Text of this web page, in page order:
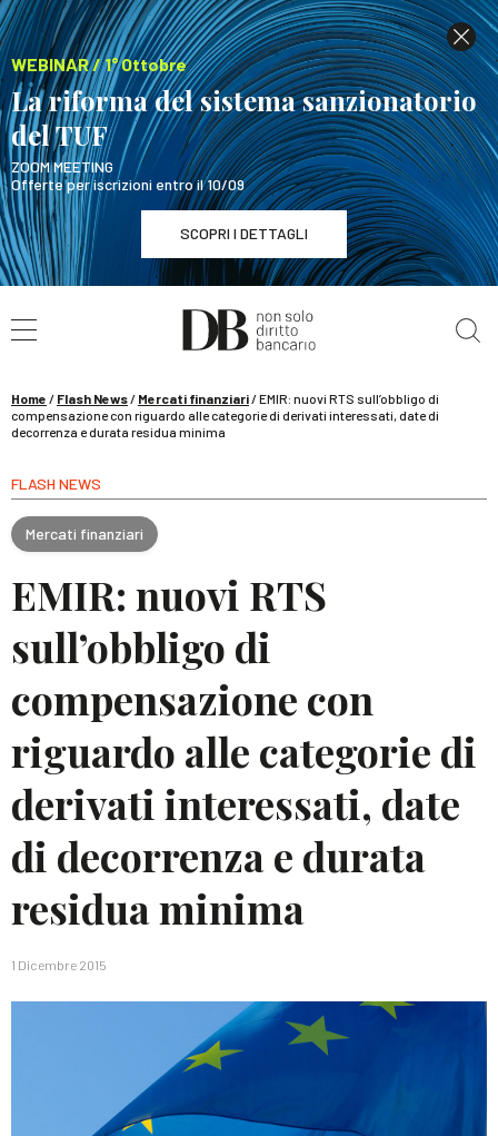
WEBINAR / 1° Ottobre
La riforma del sistema sanzionatorio
del TUF
ZOOM MEETING
Offerte per iscrizioni entro il 10/09
SCOPRI I DETTAGLI
WEBINAR / 1° Ottobre
La riforma del sistema sanzionatorio del TUF
Home / Flash News/ Mercati finanziari/EMIR: nuovi RTS sull’obbligo di
compensazione con riguardo alle categorie di derivati interessati, date di
decorrenza e durata residua minima
FLASH NEWS
Mercati finanziari
EMIR: nuovi RTS
sull’obbligo di
compensazione con
riguardo alle categorie di
derivati interessati, date
di decorrenza e durata
residua minima
1 Dicembre 2015